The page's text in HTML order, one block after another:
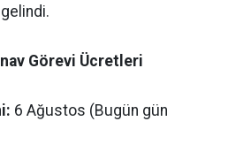
Görevi Ücretleri
6 Ağustos (Bugün gün